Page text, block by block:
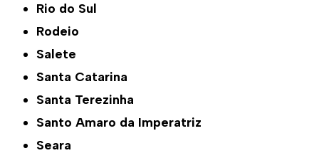
Rio do Sul
Rodeio
Salete
Santa Catarina
Santa Terezinha
Santo Amaro da Imperatriz
Seara